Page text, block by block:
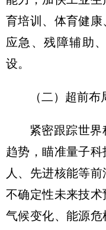
育培训、体育健
应急、残障辅助
设。
（二）超前
紧密跟踪世
趋势，瞄准量子
人、先进核能等
不确定性未来技术
气候变化、能源